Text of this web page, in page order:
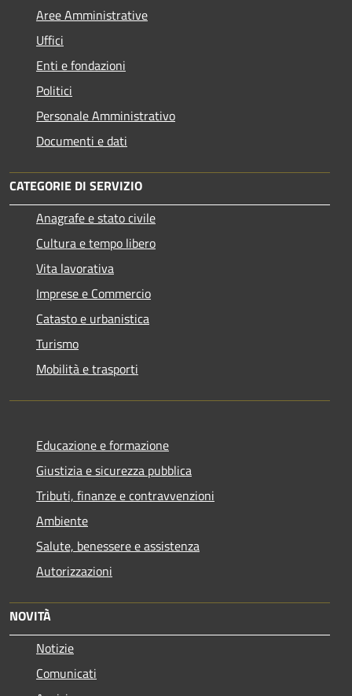
Aree Amministrative
Uffici
Enti e fondazioni
Politici
Personale Amministrativo
Documenti e dati
CATEGORIE DI SERVIZIO
Anagrafe e stato civile
Cultura e tempo libero
Vita lavorativa
Imprese e Commercio
Catasto e urbanistica
Turismo
Mobilità e trasporti
Educazione e formazione
Giustizia e sicurezza pubblica
Tributi, finanze e contravvenzioni
Ambiente
Salute, benessere e assistenza
Autorizzazioni
NOVITÀ
Notizie
Comunicati